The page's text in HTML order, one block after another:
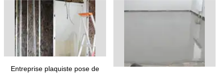
Entreprise plaquiste pose de